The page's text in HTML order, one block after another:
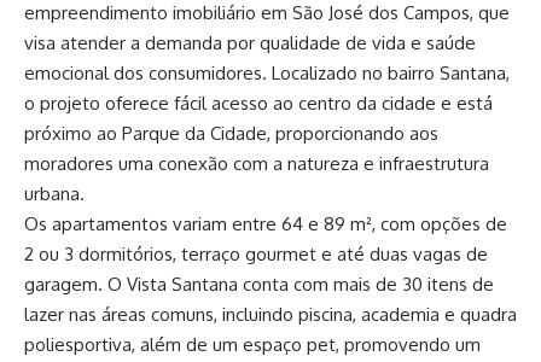
empreendimento imobiliário em São José dos Campos, que
visa atender a demanda por qualidade de vida e saúde
emocional dos consumidores. Localizado no bairro Santana,
o projeto oferece fácil acesso ao centro da cidade e está
próximo ao Parque da Cidade, proporcionando aos
moradores uma conexão com a natureza e infraestrutura
urbana.
Os apartamentos variam entre 64 e 89 m², com opções de
2 ou 3 dormitórios, terraço gourmet e até duas vagas de
garagem. O Vista Santana conta com mais de 30 itens de
lazer nas áreas comuns, incluindo piscina, academia e quadra
poliesportiva, além de um espaço pet, promovendo um